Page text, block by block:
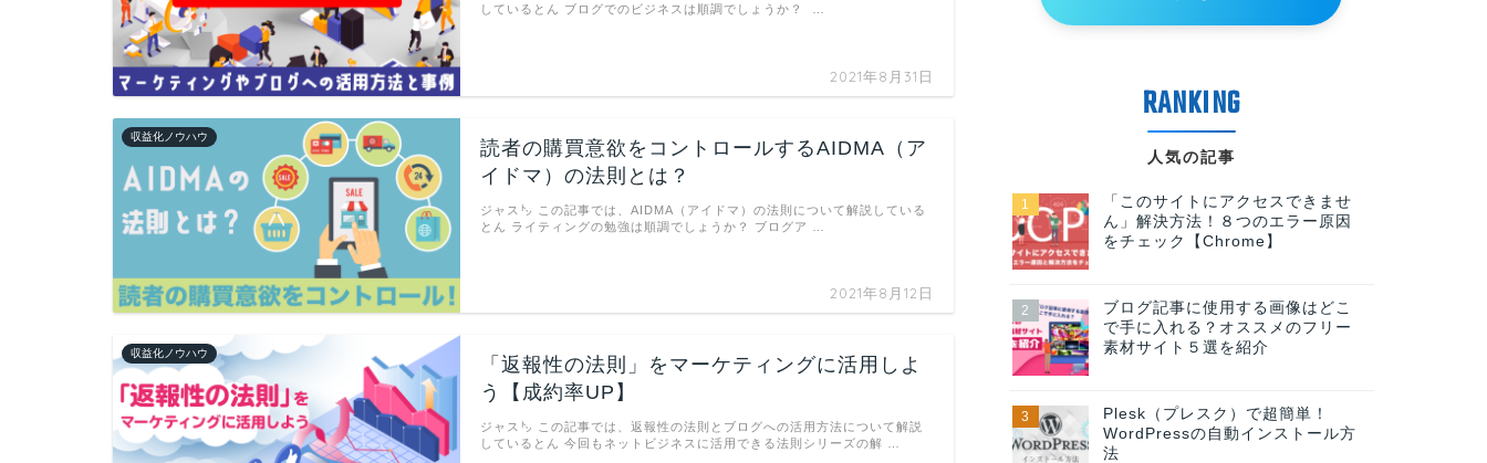
2021年8月31日
しているとん ブログでのビジネスは順調でしょうか？ …
収益化ノウハウ
読者の購買意欲をコントロールするAIDMA（ア
イドマ）の法則とは？
2021年8月12日
ジャス㌧ この記事では、AIDMA（アイドマ）の法則について解説している
とん ライティングの勉強は順調でしょうか？ ブログア …
収益化ノウハウ
「返報性の法則」をマーケティングに活用しよ
う【成約率UP】
ジャス㌧ この記事では、返報性の法則とブログへの活用方法について解説
しているとん 今回もネットビジネスに活用できる法則シリーズの解 …
人気の記事
「このサイトにアクセスできませ
ん」解決方法！８つのエラー原因
をチェック【Chrome】
ブログ記事に使用する画像はどこ
で手に入れる？オススメのフリー
素材サイト５選を紹介
Plesk（プレスク）で超簡単！
WordPressの自動インストール方
法